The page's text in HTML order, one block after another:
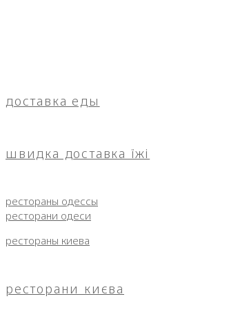
доставка еды
швидка доставка їжі
рестораны одессы
ресторани одеси
рестораны киева
ресторани києва